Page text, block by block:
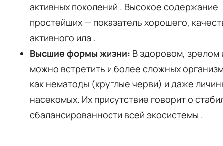
активных поколений . Высокое содержание
простейших — показатель хорошего,
активного ила .
Высшие формы жизни: В здоровом, зрелом
можно встретить и более сложных
как нематоды (круглые черви) и даже
насекомых. Их присутствие говорит о
сбалансированности всей экосистемы .